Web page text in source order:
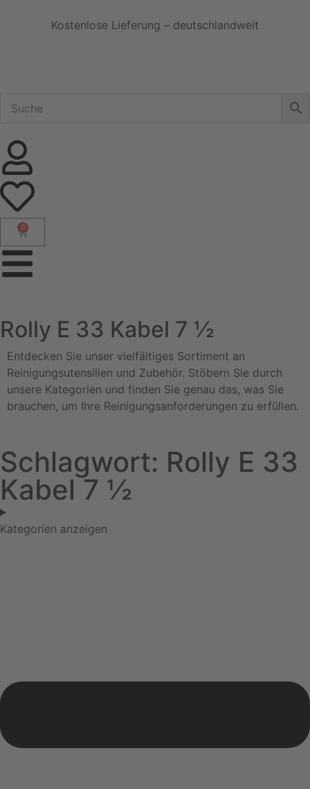
Kostenlose Lieferung – deutschlandweit
0
Rolly E 33 Kabel 7 ½
Entdecken Sie unser vielfältiges Sortiment an
Reinigungsutensilien und Zubehör. Stöbern Sie durch
unsere Kategorien und finden Sie genau das, was Sie
brauchen, um Ihre Reinigungsanforderungen zu erfüllen.
Schlagwort: Rolly E 33
Kabel 7 ½
Kategorien anzeigen